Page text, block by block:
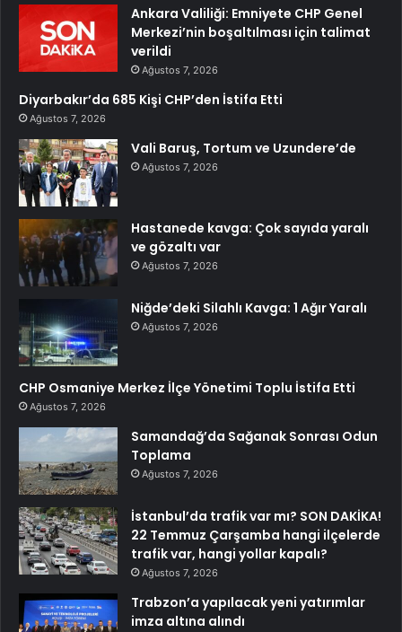
Ankara Valiliği: Emniyete CHP Genel
Merkezi’nin boşaltılması için talimat
verildi
Ağustos 7, 2026
Diyarbakır’da 685 Kişi CHP’den İstifa Etti
Ağustos 7, 2026
Vali Baruş, Tortum ve Uzundere’de
Ağustos 7, 2026
Hastanede kavga: Çok sayıda yaralı
ve gözaltı var
Ağustos 7, 2026
Niğde’deki Silahlı Kavga: 1 Ağır Yaralı
Ağustos 7, 2026
CHP Osmaniye Merkez İlçe Yönetimi Toplu İstifa Etti
Ağustos 7, 2026
Samandağ’da Sağanak Sonrası Odun
Toplama
Ağustos 7, 2026
İstanbul’da trafik var mı? SON DAKİKA!
22 Temmuz Çarşamba hangi ilçelerde
trafik var, hangi yollar kapalı?
Ağustos 7, 2026
Trabzon’a yapılacak yeni yatırımlar
imza altına alındı